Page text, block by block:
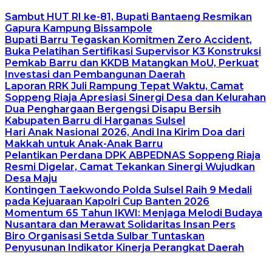
Sambut HUT RI ke-81, Bupati Bantaeng Resmikan
Gapura Kampung Bissampole
Bupati Barru Tegaskan Komitmen Zero Accident,
Buka Pelatihan Sertifikasi Supervisor K3 Konstruksi
Pemkab Barru dan KKDB Matangkan MoU, Perkuat
Investasi dan Pembangunan Daerah
Laporan RRK Juli Rampung Tepat Waktu, Camat
Soppeng Riaja Apresiasi Sinergi Desa dan Kelurahan
Dua Penghargaan Bergengsi Disapu Bersih
Kabupaten Barru di Harganas Sulsel
Hari Anak Nasional 2026, Andi Ina Kirim Doa dari
Makkah untuk Anak-Anak Barru
Pelantikan Perdana DPK ABPEDNAS Soppeng Riaja
Resmi Digelar, Camat Tekankan Sinergi Wujudkan
Desa Maju
Kontingen Taekwondo Polda Sulsel Raih 9 Medali
pada Kejuaraan Kapolri Cup Banten 2026
Momentum 65 Tahun IKWI: Menjaga Melodi Budaya
Nusantara dan Merawat Solidaritas Insan Pers
Biro Organisasi Setda Sulbar Tuntaskan
Penyusunan Indikator Kinerja Perangkat Daerah